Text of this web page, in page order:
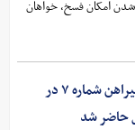
امکان فسخ، خواهان
یاسر آسانی با پیراهن شماره ۷ در
حاضر شد